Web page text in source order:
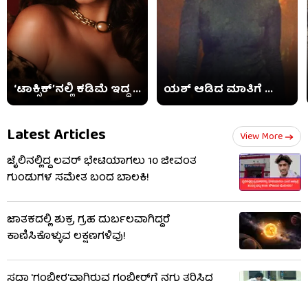
‘ಟಾಕ್ಸಿಕ್​’ನಲ್ಲಿ ಕಡಿಮೆ ಇದ್ದ ... ಯಶ್ ಆಡಿದ ಮಾತಿಗೆ ...
Latest Articles View More
ಜೈಲಿನಲ್ಲಿದ್ದ ಲವರ್​​ ಭೇಟಿಯಾಗಲು 10 ಜೀವಂತ
ಗುಂಡುಗಳ ಸಮೇತ ಬಂದ ಬಾಲಕಿ!
ಜಾತಕದಲ್ಲಿ ಶುಕ್ರ ಗ್ರಹ ದುರ್ಬಲವಾಗಿದ್ದರೆ
ಕಾಣಿಸಿಕೊಳ್ಳುವ ಲಕ್ಷಣಗಳಿವು!